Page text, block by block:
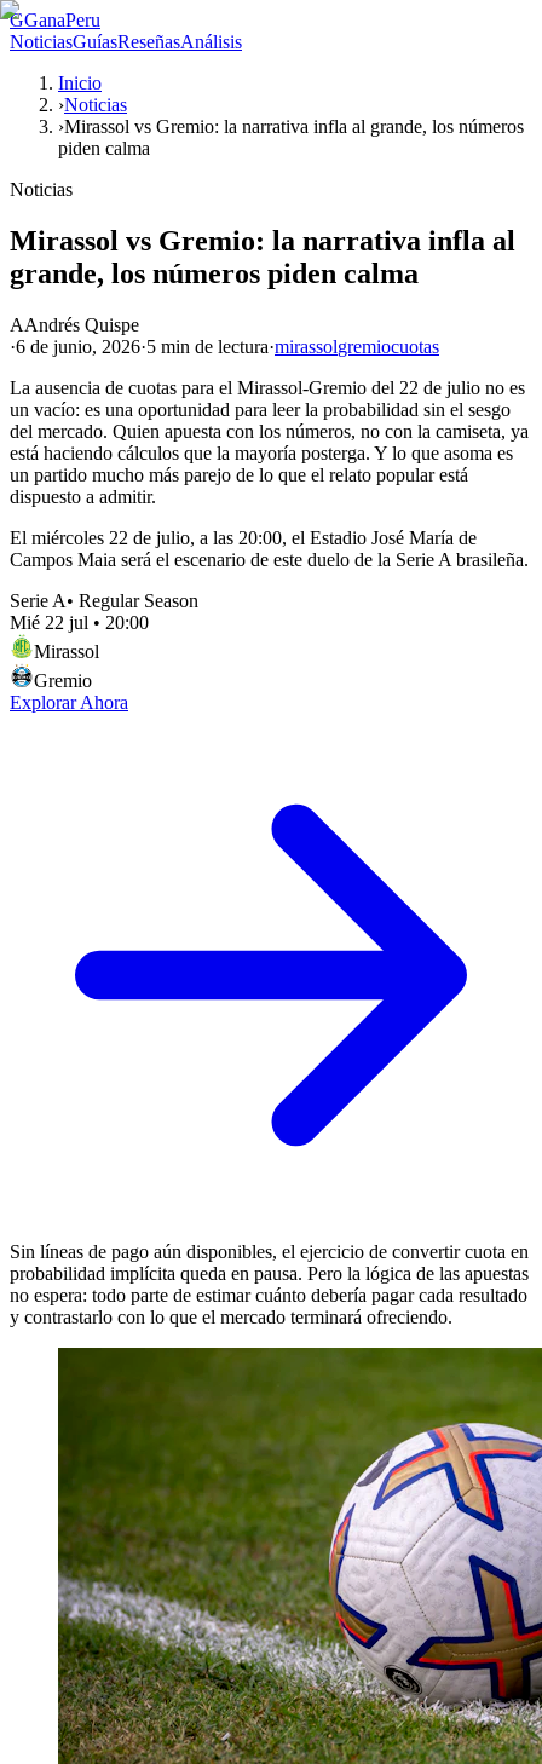
GGanaPeru
NoticiasGuíasReseñasAnálisis
Inicio
›Noticias
›Mirassol vs Gremio: la narrativa infla al grande, los números
piden calma
Noticias
Mirassol vs Gremio: la narrativa infla al
grande, los números piden calma
AAndrés Quispe
·6 de junio, 2026·5 min de lectura·mirassolgremiocuotas
La ausencia de cuotas para el Mirassol-Gremio del 22 de julio no es
un vacío: es una oportunidad para leer la probabilidad sin el sesgo
del mercado. Quien apuesta con los números, no con la camiseta, ya
está haciendo cálculos que la mayoría posterga. Y lo que asoma es
un partido mucho más parejo de lo que el relato popular está
dispuesto a admitir.
El miércoles 22 de julio, a las 20:00, el Estadio José María de
Campos Maia será el escenario de este duelo de la Serie A brasileña.
Serie A• Regular Season
Mié 22 jul • 20:00
Mirassol
Gremio
Explorar Ahora
Sin líneas de pago aún disponibles, el ejercicio de convertir cuota en
probabilidad implícita queda en pausa. Pero la lógica de las apuestas
no espera: todo parte de estimar cuánto debería pagar cada resultado
y contrastarlo con lo que el mercado terminará ofreciendo.